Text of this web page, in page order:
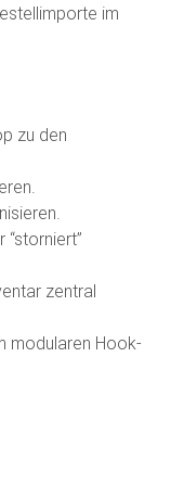
im
zu den
zentral
modularen Hook-